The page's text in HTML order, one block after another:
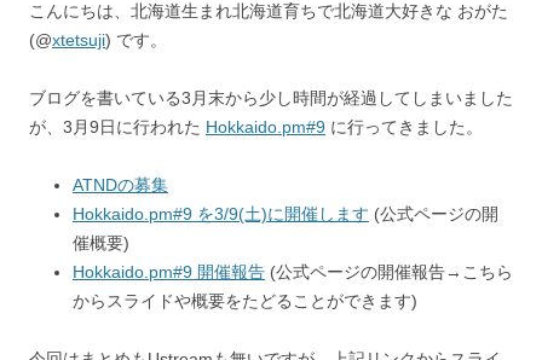
こんにちは、北海道生まれ北海道育ちで北海道大好きな おがた
(@xtetsuji) です。
ブログを書いている3月末から少し時間が経過してしまいました
が、3月9日に行われた Hokkaido.pm#9 に行ってきました。
ATNDの募集
Hokkaido.pm#9 を3/9(土)に開催します (公式ページの開
催概要)
Hokkaido.pm#9 開催報告 (公式ページの開催報告→こちら
からスライドや概要をたどることができます)